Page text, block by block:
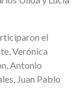
el
Verónica
Antonio
Juan Pablo